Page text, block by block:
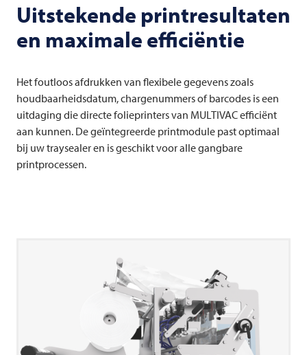
Uitstekende printresultaten
en maximale efficiëntie
Het foutloos afdrukken van flexibele gegevens zoals
houdbaarheidsdatum, chargenummers of barcodes is een
uitdaging die directe folieprinters van MULTIVACefficiënt
aan kunnen. De geïntegreerde printmodule past optimaal
bij uw traysealer en is geschikt voor alle gangbare
printprocessen.